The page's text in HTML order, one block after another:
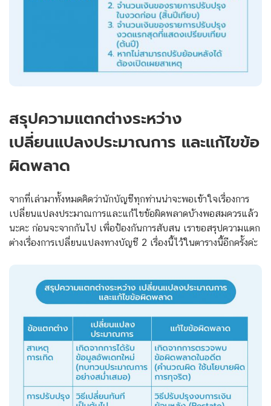
สรุปความแตกต่างระหว่าง
เปลี่ยนแปลงประมาณการ และแก้ไขข้อ
ผิดพลาด
จากที่เล่ามาทั้งหมดคิดว่านักบัญชีทุกท่านน่าจะพอเข้าใจเรื่องการ
เปลี่ยนแปลงประมาณการและแก้ไขข้อผิดพลาดบ้างพอสมควรแล้ว
นะคะ ก่อนจะจากกันไป เพื่อป้องกันการสับสน เราขอสรุปความแตก
ต่างเรื่องการเปลี่ยนแปลงทางบัญชี 2 เรื่องนี้ไว้ในตารางนี้อีกครั้งค่ะ